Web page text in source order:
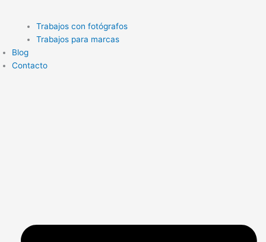
Trabajos con fotógrafos
Trabajos para marcas
Blog
Contacto